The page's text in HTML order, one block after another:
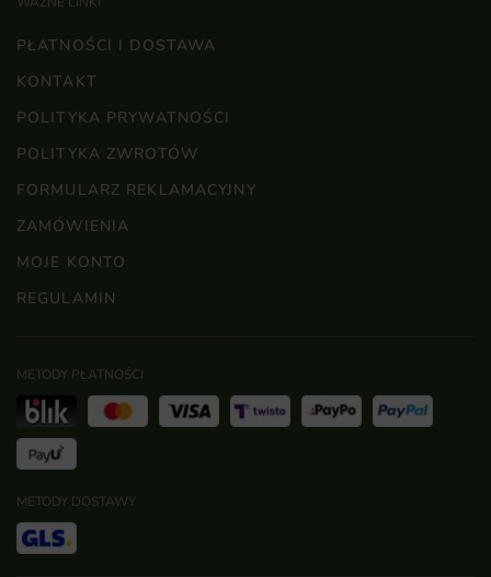
PŁATNOŚCI I DOSTAWA
KONTAKT
POLITYKA PRYWATNOŚCI
POLITYKA ZWROTÓW
FORMULARZ REKLAMACYJNY
ZAMÓWIENIA
MOJE KONTO
REGULAMIN
METODY PŁATNOŚCI
METODY DOSTAWY